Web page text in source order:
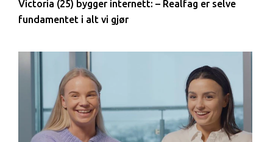
Victoria (25) bygger internett: – Realfag er selve
fundamentet i alt vi gjør